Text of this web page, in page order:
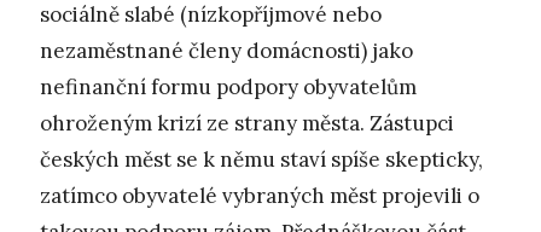
sociálně slabé (nízkopříjmové nebo
nezaměstnané členy domácnosti) jako
nefinanční formu podpory obyvatelům
ohroženým krizí ze strany města. Zástupci
českých měst se k němu staví spíše skepticky,
zatímco obyvatelé vybraných měst projevili o